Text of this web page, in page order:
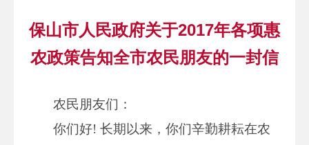
保山市人民政府关于2017年各项惠
农政策告知全市农民朋友的一封信
农民朋友们：
你们好! 长期以来，你们辛勤耕耘在农